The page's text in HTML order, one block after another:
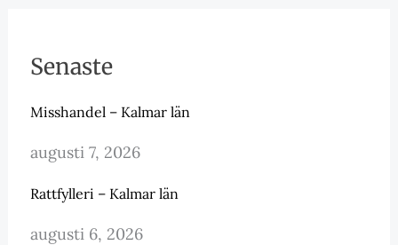
Senaste
Misshandel – Kalmar län
augusti 7, 2026
Rattfylleri – Kalmar län
augusti 6, 2026